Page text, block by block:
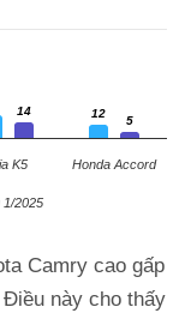
12
12
14
14 5
5
1/2025
K5 Honda Accord
Camry cao gấp
này cho thấy